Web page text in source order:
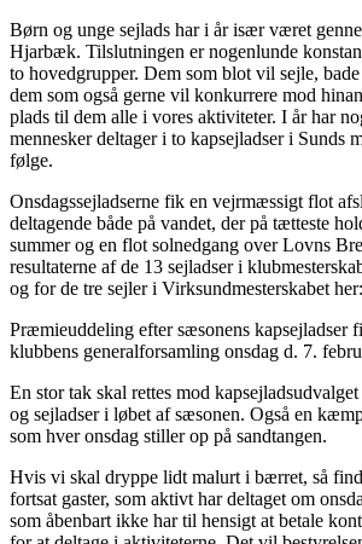
Børn og unge sejlads har i år især været
Hjarbæk. Tilslutningen er nogenlunde
to hovedgrupper. Dem som blot vil sejle,
dem som også gerne vil konkurrere mod
plads til dem alle i vores aktiviteter. I år har
mennesker deltager i to kapsejladser i Sunds
følge.
Onsdagssejladserne fik en vejrmæssigt flot
deltagende både på vandet, der på tætteste
summer og en flot solnedgang over Lovns
resultaterne af de 13 sejladser i
og for de tre sejler i Virksundmesterskabet her:
Præmieuddeling efter sæsonens kapsejladser
klubbens generalforsamling onsdag d. 7.
En stor tak skal rettes mod
og sejladser i løbet af sæsonen. Også en
som hver onsdag stiller op på sandtangen.
Hvis vi skal dryppe lidt malurt i bærret, så
fortsat gaster, som aktivt har deltaget om
som åbenbart ikke har til hensigt at betale